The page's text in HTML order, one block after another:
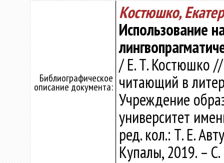
Библиографическое
описание документа:
Костюшко,
Использование
/ Е. Т. Костюшко
читающий в
Учреждение
университет
ред. кол.: Т. Е.
Купалы, 2019. –